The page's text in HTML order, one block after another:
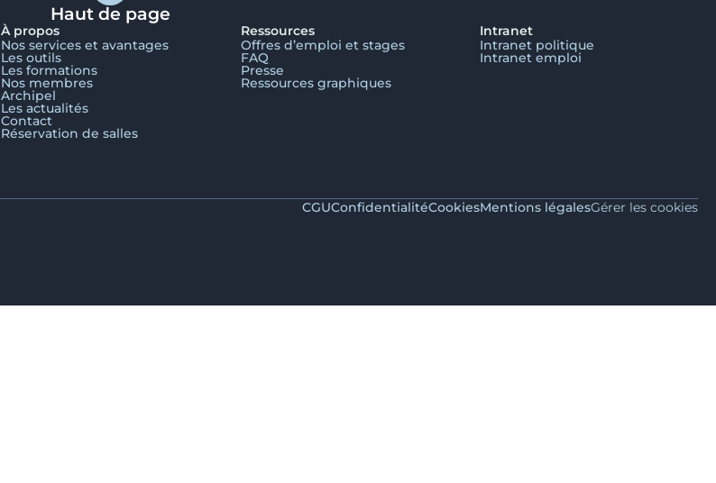
Haut de page
À propos
Nos services et avantages
Les outils
Les formations
Nos membres
Archipel
Les actualités
Contact
Réservation de salles
Ressources
Offres d’emploi et stages
FAQ
Presse
Ressources graphiques
Intranet
Intranet politique
Intranet emploi
CGUConfidentialitéCookiesMentions légalesGérer les cookies